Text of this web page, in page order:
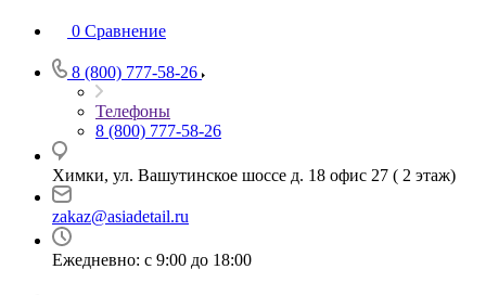
0 Сравнение
8 (800) 777-58-26
Телефоны
8 (800) 777-58-26
Химки, ул. Вашутинское шоссе д. 18 офис 27 ( 2 этаж)
zakaz@asiadetail.ru
Ежедневно: с 9:00 до 18:00